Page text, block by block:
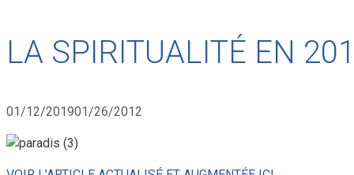
LA SPIRITUALITÉ EN
01/12/201901/26/2012